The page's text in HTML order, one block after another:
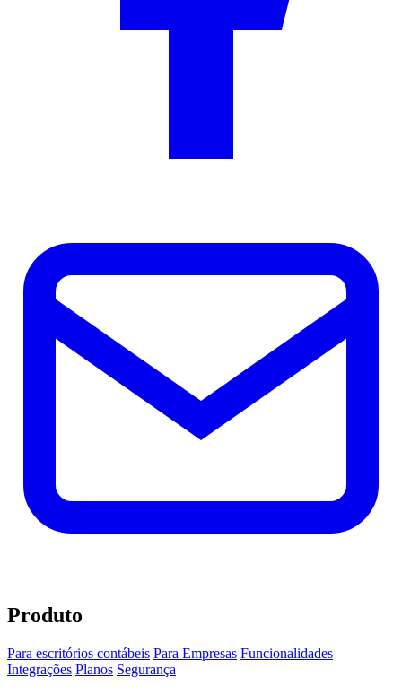
Produto
Para escritórios contábeis Para Empresas Funcionalidades
Integrações Planos Segurança